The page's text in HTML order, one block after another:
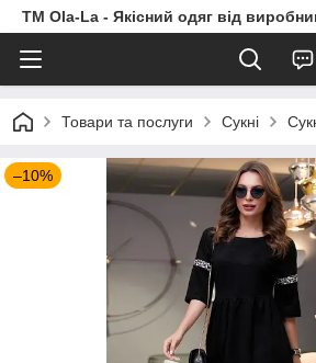
TM Ola-La - Якісний одяг від
Товари та послуги Сукні
–10%